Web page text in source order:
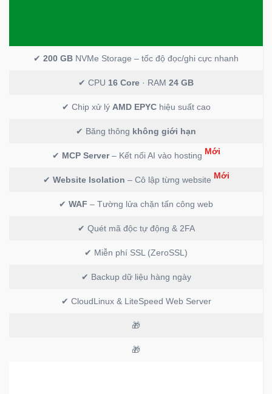
✔ 200 GB NVMe Storage – tốc độ đọc/ghi cực nhanh
✔ CPU 16 Core · RAM 24 GB
✔ Chip xử lý AMD EPYChiệu suất cao
✔ Băng thông không giới hạn
✔ MCP Server– Kết nối AI vào hosting Mới
✔ Website Isolation – Cô lập từng website Mới
✔ WAF – Tường lửa chặn tấn công web
✔ Quét mã độc tự động & 2FA
✔ Miễn phí SSL (ZeroSSL)
✔ Backup dữ liệu hàng ngày
✔ CloudLinux & LiteSpeed Web Server
🎁
🎁